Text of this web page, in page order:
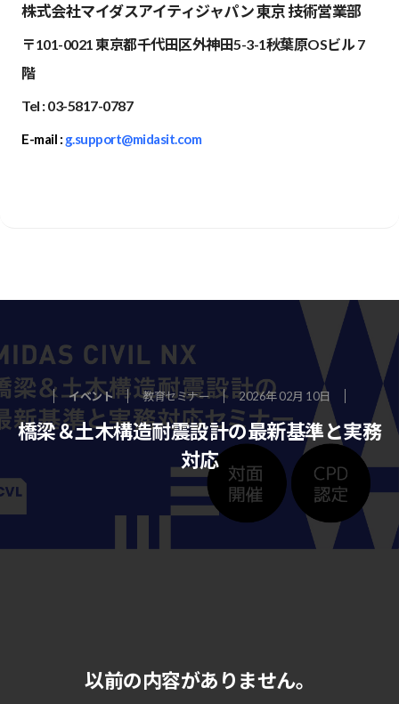
株式会社マイダスアイティジャパン 東京 技術営業部
〒101-0021 東京都千代田区外神田5-3-1秋葉原OSビル 7
階
Tel : 03-5817-0787
E-mail : g.support@midasit.com
イベント 教育セミナー 2026年 02月 10日
橋梁＆土木構造耐震設計の最新基準と実務
対応
以前の内容がありません。